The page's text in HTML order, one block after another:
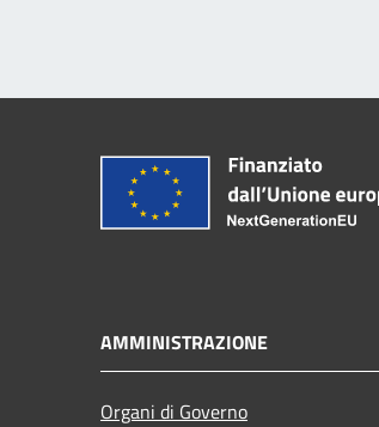
AMMINISTRAZIONE
Organi di Governo